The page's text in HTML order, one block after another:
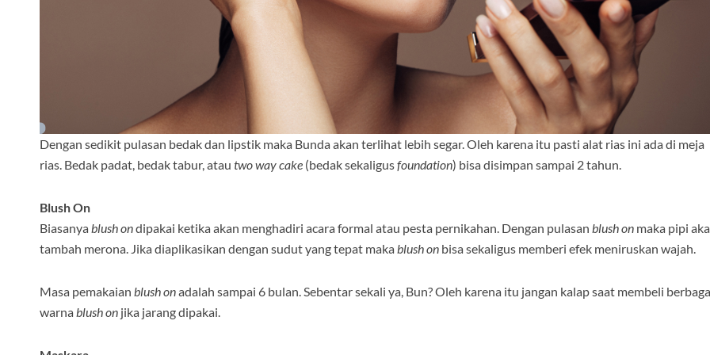
Dengan sedikit pulasan bedak dan lipstik maka Bunda akan terlihat lebih segar. Oleh karena itu pasti alat rias ini ada di meja
rias. Bedak padat, bedak tabur, atau two way cake (bedak sekaligusfoundation) bisa disimpan sampai 2 tahun.
Blush On
Biasanyablush ondipakai ketika akan menghadiri acara formal atau pesta pernikahan. Dengan pulasan blush on maka pipi
tambah merona. Jika diaplikasikan dengan sudut yang tepat makablush on bisa sekaligus memberi efek meniruskan wajah.
Masa pemakaian blush onadalah sampai 6 bulan. Sebentar sekali ya, Bun? Oleh karena itu jangan kalap saat membeli
warnablush on jika jarang dipakai.